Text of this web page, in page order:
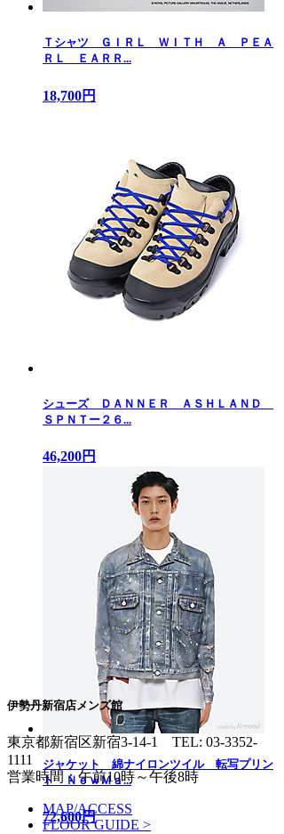
Ｔシャツ ＧＩＲＬ ＷＩＴＨ Ａ ＰＥＡ
ＲＬ ＥＡＲＲ...
18,700円
シューズ ＤＡＮＮＥＲ ＡＳＨＬＡＮＤ
ＳＰＮＴー２６...
46,200円
ジャケット 綿ナイロンツイル 転写プリン
ト ＮｅｗＭａ...
72,600円
伊勢丹新宿店メンズ館
東京都新宿区新宿3-14-1 TEL: 03-3352-
1111
営業時間：午前10時～午後8時
MAP/ACCESS
FLOOR GUIDE >